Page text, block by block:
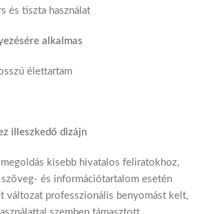
és tiszta használat
alkalmas
élettartam
illeszkedő dizájn
kisebb hivatalos feliratokhoz,
szöveg- és információtartalom esetén
változat professzionális benyomást kelt,